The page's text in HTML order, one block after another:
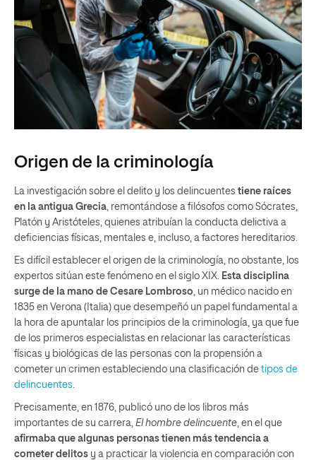
Origen de la criminología
La investigación sobre el delito y los delincuentes tiene raíces
en la antigua Grecia , remontándose a filósofos como Sócrates,
Platón y Aristóteles, quienes atribuían la conducta delictiva a
deficiencias físicas, mentales e, incluso, a factores hereditarios.
Es difícil establecer el origen de la criminología, no obstante, los
expertos sitúan este fenómeno en el siglo XIX. Esta disciplina
surge de la mano de Cesare Lombroso , un médico nacido en
1835 en Verona (Italia) que desempeñó un papel fundamental a
la hora de apuntalar los principios de la criminología, ya que fue
de los primeros especialistas en relacionar las características
físicas y biológicas de las personas con la propensión a
cometer un crimen estableciendo una clasificación de tipos de
delincuentes
Precisamente, en 1876, publicó uno de los libros más
importantes de su carrera, El hombre delincuente , en el que
afirmaba que algunas personas tienen más tendencia a
cometer delitos y a practicar la violencia en comparación con